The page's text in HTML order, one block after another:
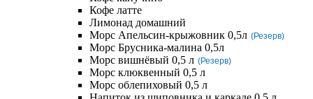
Кофе латте
Лимонад домашний
Морс Апельсин-крыжовник 0,5л (Резерв)
Морс Брусника-малина 0,5л
Морс вишнёвый 0,5 л (Резерв)
Морс клюквенный 0,5 л
Морс облепиховый 0,5 л